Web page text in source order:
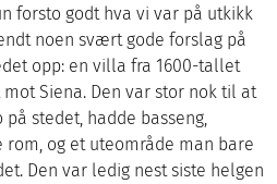
forsto godt hva vi var på utkikk
noen svært gode forslag på
opp: en villa fra 1600-tallet
Siena. Den var stor nok til at
stedet, hadde basseng,
og et uteområde man bare
Den var ledig nest siste helgen